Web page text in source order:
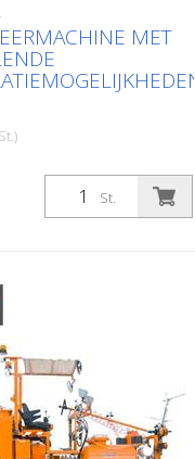
MET
markeermachine met
voor werkzaamheden
verfcapaciteit, een hoge
machine met
De zelfrijdende
met bestuurdersstoel
aandrijving kan naar wens
Door de
is deze wendbare
de ideale oplossing
St.